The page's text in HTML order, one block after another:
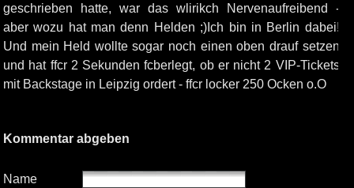
geschrieben hatte, war das wlirikch Nervenaufreibend -
aber wozu hat man denn Helden ;)Ich bin in Berlin dabei!
Und mein Held wollte sogar noch einen oben drauf setzen
und hat ffcr 2 Sekunden fcberlegt, ob er nicht 2 VIP-Tickets
mit Backstage in Leipzig ordert - ffcr locker 250 Ocken o.O
Kommentar abgeben
Name